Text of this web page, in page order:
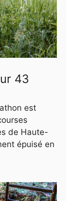
43
est
de Haute-
épuisé en